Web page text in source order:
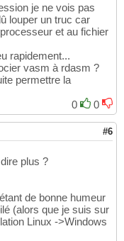
je ne vois pas
louper un truc car
et au fichier
rapidement...
vasm à rdasm ?
permettre la
0
0
#6
plus ?
de bonne humeur
(alors que je suis sur
Linux ->Windows